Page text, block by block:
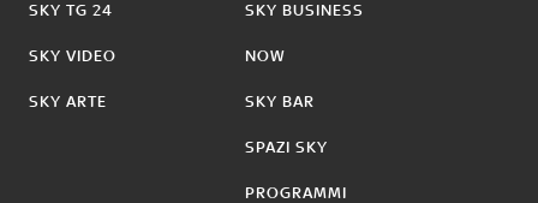
SKY TG 24
SKY VIDEO
SKY ARTE
SKY BUSINESS
NOW
SKY BAR
SPAZI SKY
PROGRAMMI